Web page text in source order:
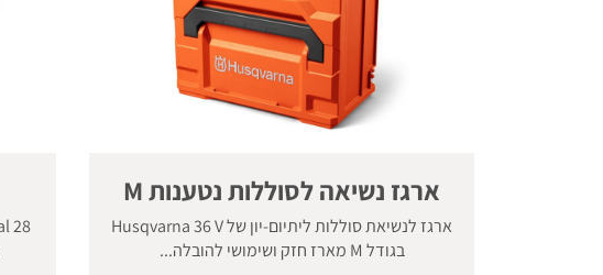
ארגז נשיאה לסוללות נטענות M
ארגז לנשיאת סוללות ליתיום-יון של Husqvarna 36 V
בגודל M מארז חזק ושימושי להובלה...